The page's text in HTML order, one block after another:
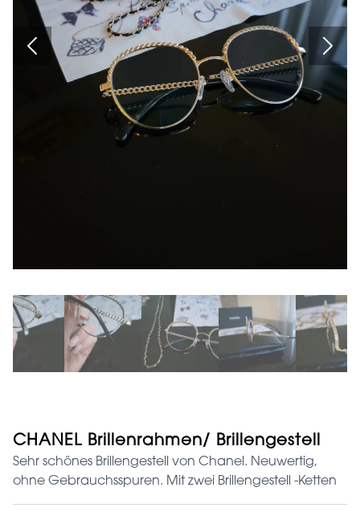
CHANEL Brillenrahmen/ Brillengestell
Sehr schönes Brillengestell von Chanel. Neuwertig,
ohne Gebrauchsspuren. Mit zwei Brillengestell -Ketten